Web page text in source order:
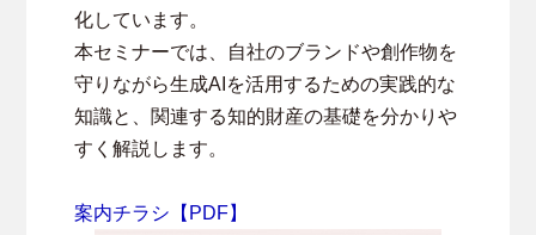
化しています。
本セミナーでは、自社のブランドや創作物を
守りながら生成AIを活用するための実践的な
知識と、関連する知的財産の基礎を分かりや
すく解説します。
案内チラシ【PDF】